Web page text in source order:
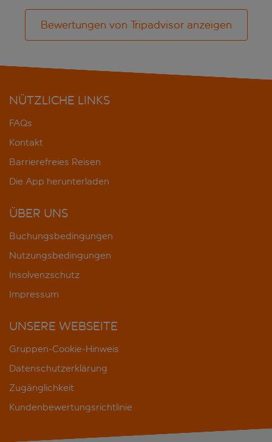
Bewertungen von Tripadvisor anzeigen
NÜTZLICHE LINKS
FAQs
Kontakt
Barrierefreies Reisen
Die App herunterladen
ÜBER UNS
Buchungsbedingungen
Nutzungsbedingungen
Insolvenzschutz
Impressum
UNSERE WEBSEITE
Gruppen-Cookie-Hinweis
Datenschutzerklärung
Zugänglichkeit
Kundenbewertungsrichtlinie